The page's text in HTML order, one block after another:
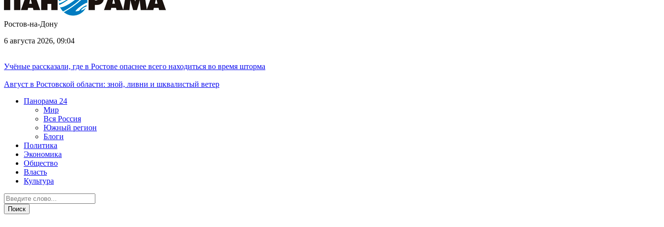
Ростов-на-Дону
6 августа 2026, 09:04
Учёные рассказали, где в Ростове опаснее всего находиться во время шторма
Август в Ростовской области: зной, ливни и шквалистый ветер
Панорама 24
Мир
Вся Россия
Южный регион
Блоги
Политика
Экономика
Общество
Власть
Культура